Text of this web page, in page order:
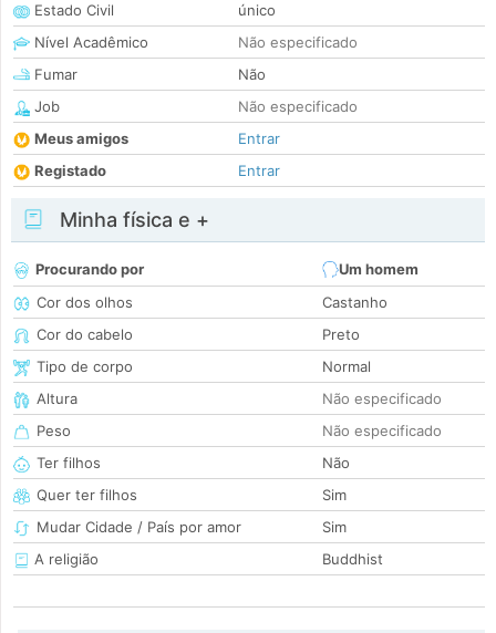
Estado Civil
único
Nível Acadêmico
Não especificado
Fumar
Não
Job
Não especificado
Meus amigos
Entrar
Registado
Entrar
Minha física e +
Procurando por
Um homem
Cor dos olhos
Castanho
Cor do cabelo
Preto
Tipo de corpo
Normal
Altura
Não especificado
Peso
Não especificado
Ter filhos
Não
Quer ter filhos
Sim
Mudar Cidade / País por amor
Sim
A religião
Buddhist